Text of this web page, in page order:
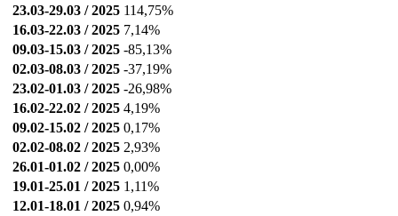
23.03-29.03 / 2025 114,75%
16.03-22.03 / 2025 7,14%
09.03-15.03 / 2025 -85,13%
02.03-08.03 / 2025 -37,19%
23.02-01.03 / 2025 -26,98%
16.02-22.02 / 2025 4,19%
09.02-15.02 / 2025 0,17%
02.02-08.02 / 2025 2,93%
26.01-01.02 / 2025 0,00%
19.01-25.01 / 2025 1,11%
12.01-18.01 / 2025 0,94%